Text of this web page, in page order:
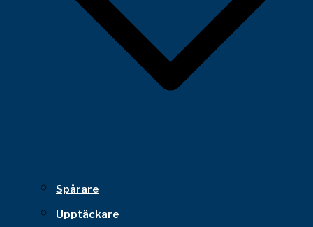
Spårare
Upptäckare